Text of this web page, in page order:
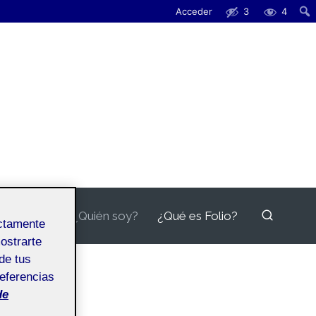
Acceder 3 4
¿Quién soy? ¿Qué es Folio?
tus